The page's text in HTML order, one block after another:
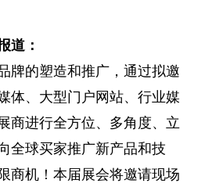
道：
牌的塑造和推广，通过拟邀
体、大型门户网站、行业媒
商进行全方位、多角度、立
全球买家推广新产品和技
商机！本届展会将邀请现场